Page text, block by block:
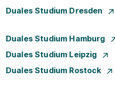
Duales Studium Dresden
Duales Studium Hamburg
Duales Studium Leipzig
Duales Studium Rostock